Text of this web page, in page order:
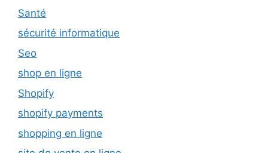
Santé
sécurité informatique
Seo
shop en ligne
Shopify
shopify payments
shopping en ligne